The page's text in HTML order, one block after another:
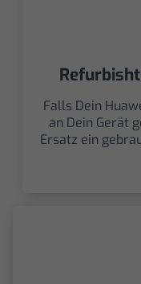
Falls Dein
an Dein Gerät
Ersatz ein